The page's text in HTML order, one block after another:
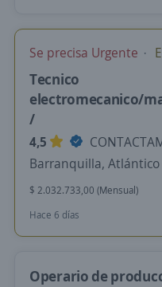
Se precisa Urgente
Tecnico
electromecanico/
/
4,5
Barranquilla, Atlántico
$ 2.032.733,00 (Mensual)
Hace 6 días
Operario de